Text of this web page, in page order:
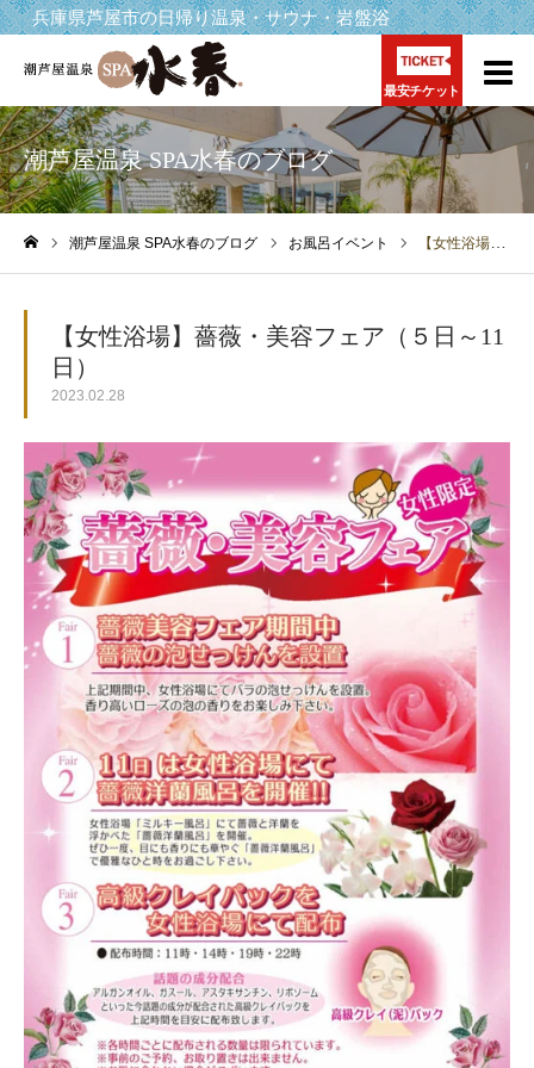
兵庫県芦屋市の日帰り温泉・サウナ・岩盤浴
最安チケット
潮芦屋温泉 SPA水春のブログ
潮芦屋温泉 SPA水春のブログ お風呂イベント 【女性浴場】薔薇・美容フェア（５日～11日）
【女性浴場】薔薇・美容フェア（５日～11
日）
2023.02.28